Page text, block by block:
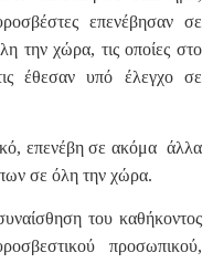
επενέβησαν σε
την χώρα, τις οποίες στο
έθεσαν υπό έλεγχο σε
επενέβη σε ακόμα άλλα
σε όλη την χώρα.
του καθήκοντος
προσωπικού,